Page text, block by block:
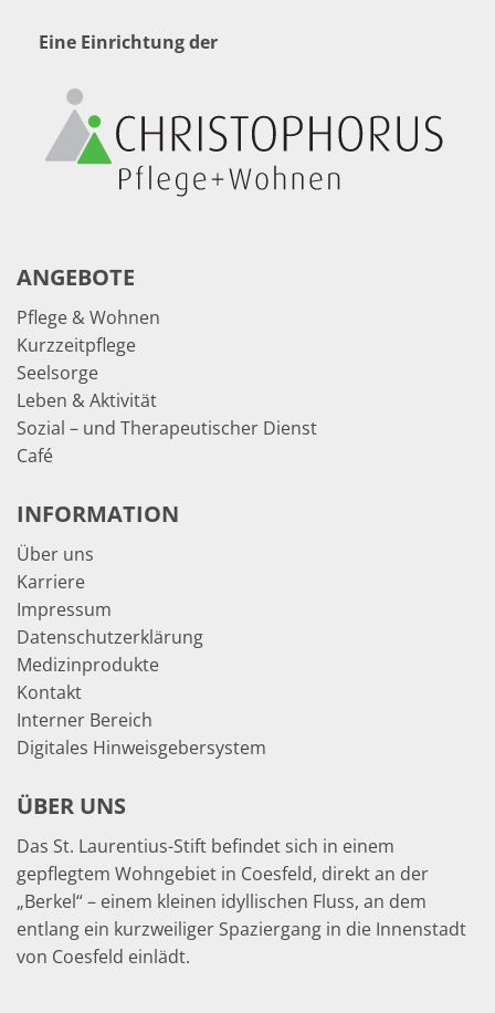
Eine Einrichtung der
ANGEBOTE
Pflege & Wohnen
Kurzzeitpflege
Seelsorge
Leben & Aktivität
Sozial – und Therapeutischer Dienst
Café
INFORMATION
Über uns
Karriere
Impressum
Datenschutzerklärung
Medizinprodukte
Kontakt
Interner Bereich
Digitales Hinweisgebersystem
ÜBER UNS
Das St. Laurentius-Stift befindet sich in einem
gepflegtem Wohngebiet in Coesfeld, direkt an der
„Berkel“ – einem kleinen idyllischen Fluss, an dem
entlang ein kurzweiliger Spaziergang in die Innenstadt
von Coesfeld einlädt.